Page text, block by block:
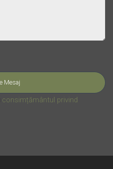
consimțământul privind